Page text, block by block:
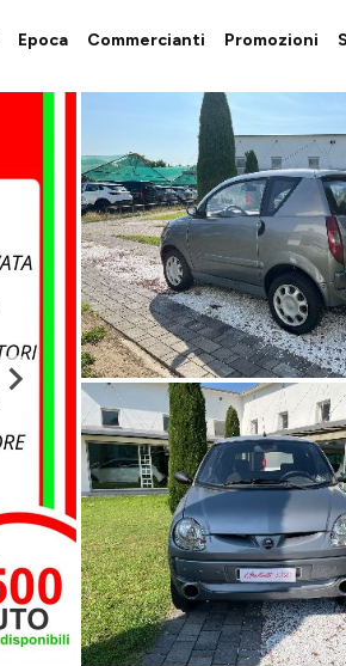
Epoca Commercianti Promozioni